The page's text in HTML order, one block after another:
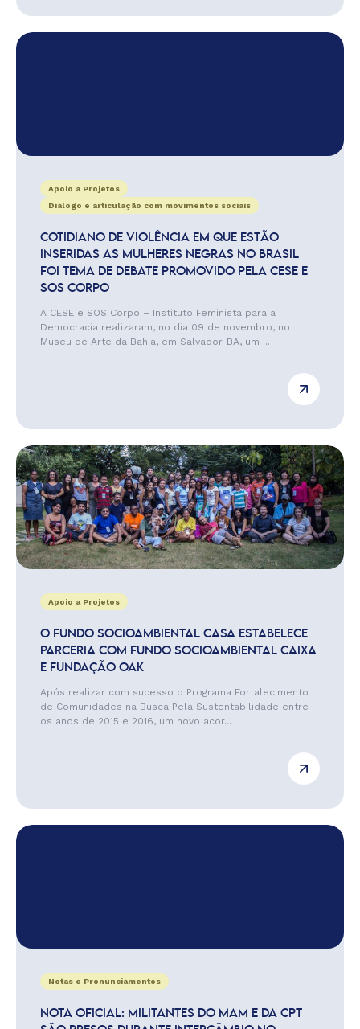
Apoio a Projetos
Diálogo e articulação com movimentos sociais
COTIDIANO DE VIOLÊNCIA EM QUE ESTÃO
INSERIDAS AS MULHERES NEGRAS NO BRASIL
FOI TEMA DE DEBATE PROMOVIDO PELA CESE E
SOS CORPO
A CESE e SOS Corpo – Instituto Feminista para a
Democracia realizaram, no dia 09 de novembro, no
Museu de Arte da Bahia, em Salvador-BA, um ...
Apoio a Projetos
O FUNDO SOCIOAMBIENTAL CASA ESTABELECE
PARCERIA COM FUNDO SOCIOAMBIENTAL CAIXA
E FUNDAÇÃO OAK
Após realizar com sucesso o Programa Fortalecimento
de Comunidades na Busca Pela Sustentabilidade entre
os anos de 2015 e 2016, um novo acor...
Notas e Pronunciamentos
NOTA OFICIAL: MILITANTES DO MAM E DA CPT